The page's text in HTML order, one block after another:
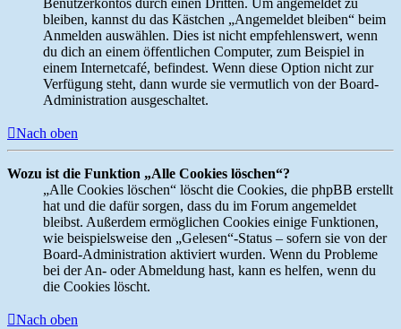
Benutzerkontos durch einen Dritten. Um angemeldet zu
bleiben, kannst du das Kästchen „Angemeldet bleiben“ beim
Anmelden auswählen. Dies ist nicht empfehlenswert, wenn
du dich an einem öffentlichen Computer, zum Beispiel in
einem Internetcafé, befindest. Wenn diese Option nicht zur
Verfügung steht, dann wurde sie vermutlich von der Board-
Administration ausgeschaltet.
Nach oben
Wozu ist die Funktion „Alle Cookies löschen“?
„Alle Cookies löschen“ löscht die Cookies, die phpBB erstellt
hat und die dafür sorgen, dass du im Forum angemeldet
bleibst. Außerdem ermöglichen Cookies einige Funktionen,
wie beispielsweise den „Gelesen“-Status – sofern sie von der
Board-Administration aktiviert wurden. Wenn du Probleme
bei der An- oder Abmeldung hast, kann es helfen, wenn du
die Cookies löscht.
Nach oben